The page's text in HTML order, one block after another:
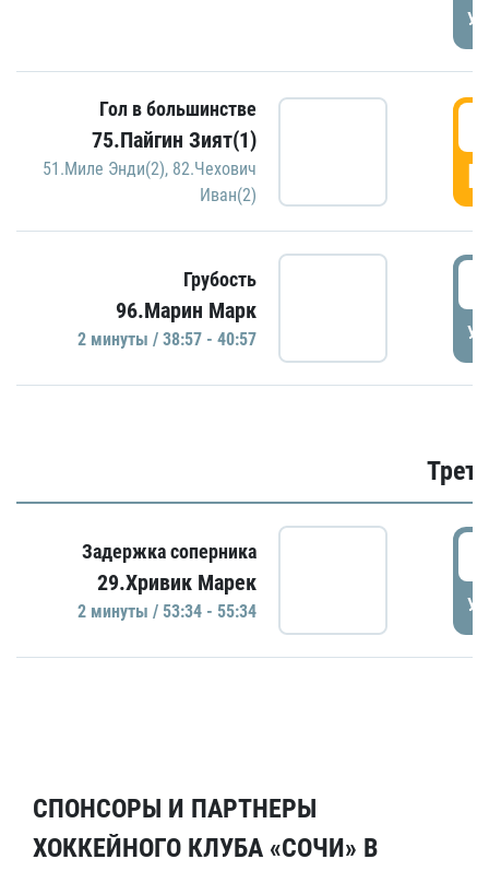
Гол в большинстве
75.Пайгин Зият(1)
51.Миле Энди(2), 82.Чехович
Иван(2)
Грубость
96.Марин Марк
2 минуты / 38:57 - 40:57
Задержка соперника
29.Хривик Марек
2 минуты / 53:34 - 55:34
СПОНСОРЫ И ПАРТНЕРЫ
ХОККЕЙНОГО КЛУБА «СОЧИ» В